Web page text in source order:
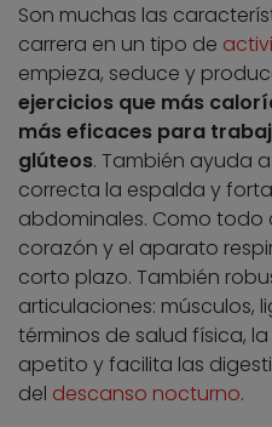
Son muchas las
carrera en un tipo de
empieza, seduce y
ejercicios que más
más eficaces para
glúteos. También ayuda
correcta la espalda y
abdominales. Como todo
corazón y el aparato
corto plazo. También
articulaciones: músculos,
términos de salud física,
apetito y facilita las
del descanso nocturno.